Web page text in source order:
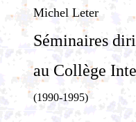
Michel Leter
Séminaires
au Collège
(1990-1995)